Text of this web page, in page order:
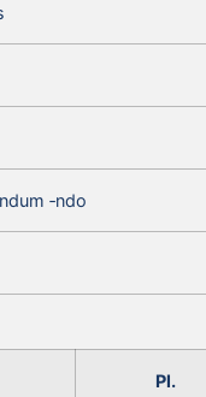
‑ndo
Pl.